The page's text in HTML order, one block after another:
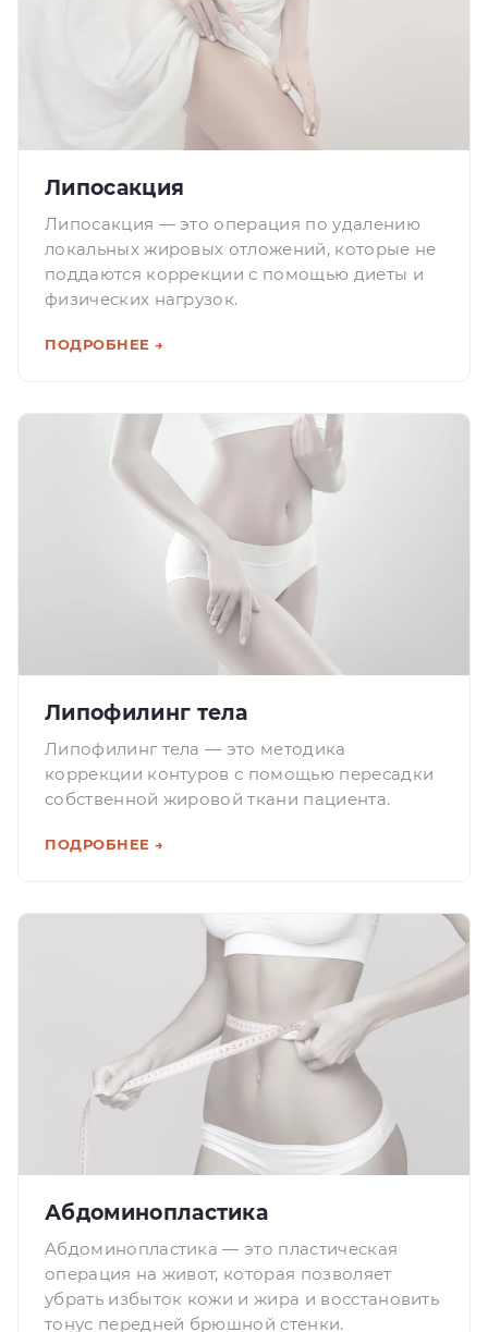
Липосакция
Липосакция — это операция по удалению
локальных жировых отложений, которые не
поддаются коррекции с помощью диеты и
физических нагрузок.
ПОДРОБНЕЕ →
Липофилинг тела
Липофилинг тела — это методика
коррекции контуров с помощью пересадки
собственной жировой ткани пациента.
ПОДРОБНЕЕ →
Абдоминопластика
Абдоминопластика — это пластическая
операция на живот, которая позволяет
убрать избыток кожи и жира и восстановить
тонус передней брюшной стенки.